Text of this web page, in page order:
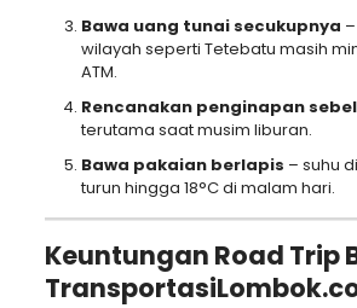
Bawa uang tunai secukupnya
wilayah seperti Tetebatu masih
ATM.
Rencanakan penginapan
terutama saat musim liburan.
Bawa pakaian berlapis – suhu
turun hingga 18°C di malam hari.
Keuntungan Road Trip